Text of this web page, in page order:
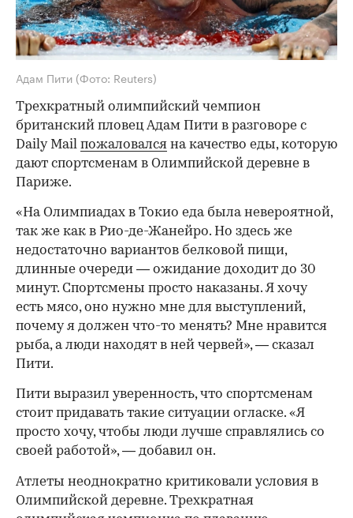
Адам Пити (Фото: Reuters)
Трехкратный олимпийский чемпион
британский пловец Адам Пити в разговоре с
Daily Mail пожаловался на качество еды, которую
дают спортсменам в Олимпийской деревне в
Париже.
«На Олимпиадах в Токио еда была невероятной,
так же как в Рио-де-Жанейро. Но здесь же
недостаточно вариантов белковой пищи,
длинные очереди — ожидание доходит до 30
минут. Спортсмены просто наказаны. Я хочу
есть мясо, оно нужно мне для выступлений,
почему я должен что-то менять? Мне нравится
рыба, а люди находят в ней червей», — сказал
Пити.
Пити выразил уверенность, что спортсменам
стоит придавать такие ситуации огласке. «Я
просто хочу, чтобы люди лучше справлялись со
своей работой», — добавил он.
Атлеты неоднократно критиковали условия в
Олимпийской деревне. Трехкратная